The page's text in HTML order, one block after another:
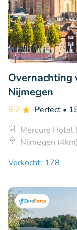
Nijmegen
9.7 Perfect •
Mercure Hotel
Nijmegen
Verkocht: 178